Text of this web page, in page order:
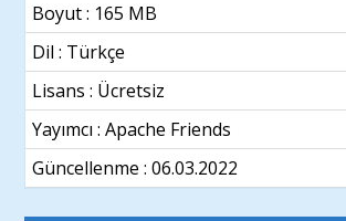
Boyut : 165 MB
Dil : Türkçe
Lisans : Ücretsiz
Yayımcı : Apache Friends
Güncellenme :06.03.2022